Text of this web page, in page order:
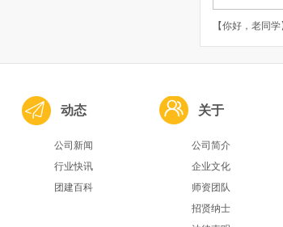
动态
公司新闻
行业快讯
团建百科
关于
公司简介
企业文化
师资团队
招贤纳士